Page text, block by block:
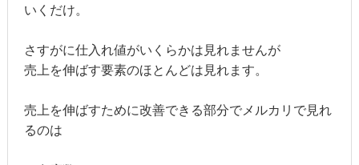
いくだけ。
さすがに仕入れ値がいくらかは見れませんが
売上を伸ばす要素のほとんどは見れます。
売上を伸ばすために改善できる部分でメルカリで見れ
るのは